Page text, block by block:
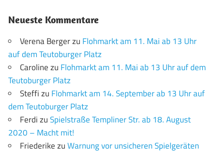
Neueste Kommentare
Verena Bergerzu Flohmarkt am 11. Mai ab 13 Uhr
auf dem Teutoburger Platz
Carolinezu Flohmarkt am 11. Mai ab 13 Uhr auf dem
Teutoburger Platz
Steffizu Flohmarkt am 14. September ab 13 Uhr auf
dem Teutoburger Platz
FerdizuSpielstraße Templiner Str. ab 18. August
2020 – Macht mit!
FriederikezuWarnung vor unsicheren Spielgeräten